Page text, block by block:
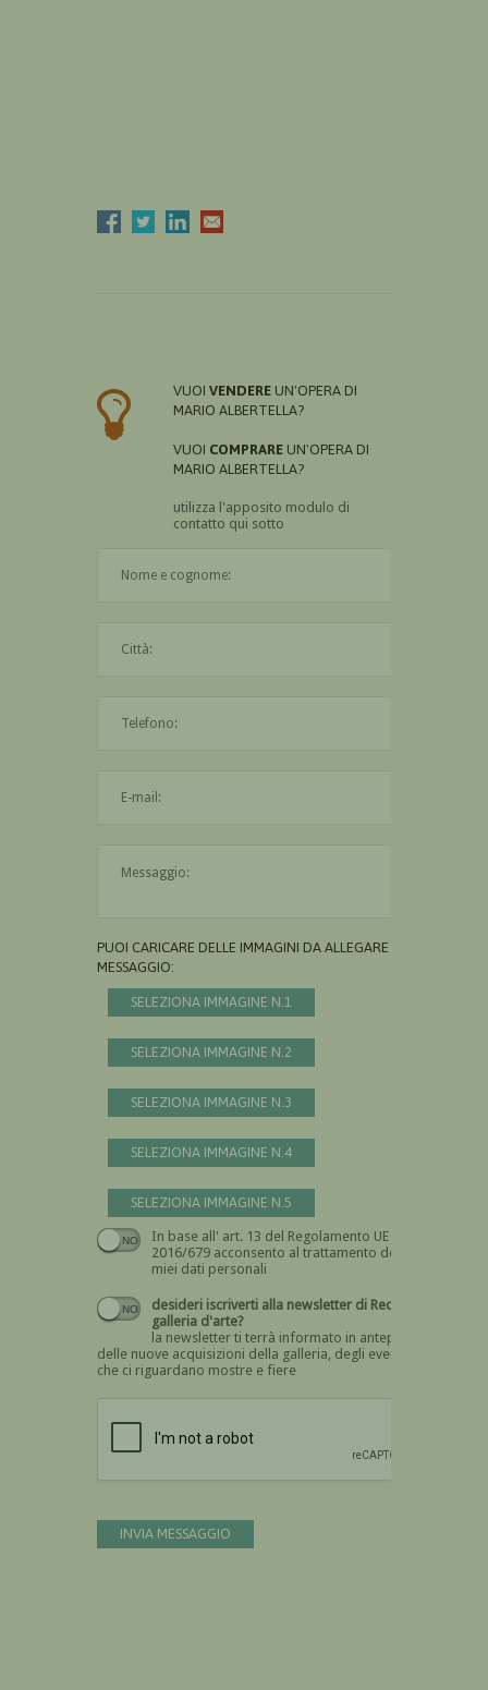
VUOI VENDERE UN'OPERA DI
MARIO ALBERTELLA?
VUOI COMPRARE UN'OPERA DI
MARIO ALBERTELLA?
utilizza l'apposito modulo di
contatto qui sotto
PUOI CARICARE DELLE IMMAGINI DA ALLEGARE AL
MESSAGGIO:
SELEZIONA IMMAGINE N.1
SELEZIONA IMMAGINE N.2
SELEZIONA IMMAGINE N.3
SELEZIONA IMMAGINE N.4
SELEZIONA IMMAGINE N.5
In base all' art. 13 del Regolamento UE n.
2016/679 acconsento al trattamento dei
miei dati personali
Devi dare il consenso
desideri iscriverti alla newsletter di Recta
galleria d'arte?
la newsletter ti terrà informato in anteprima
delle nuove acquisizioni della galleria, degli eventi
che ci riguardano mostre e fiere
INVIA MESSAGGIO